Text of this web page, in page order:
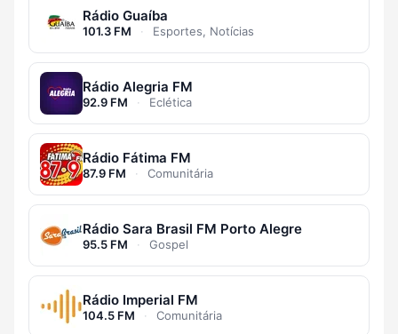
Rádio Guaíba
101.3 FM · Esportes, Notícias
Rádio Alegria FM
92.9 FM · Eclética
Rádio Fátima FM
87.9 FM · Comunitária
Rádio Sara Brasil FM Porto Alegre
95.5 FM · Gospel
Rádio Imperial FM
104.5 FM · Comunitária